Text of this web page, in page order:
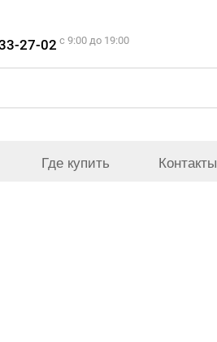
27-02 c 9:00 до 19:00
Где купить Контакты